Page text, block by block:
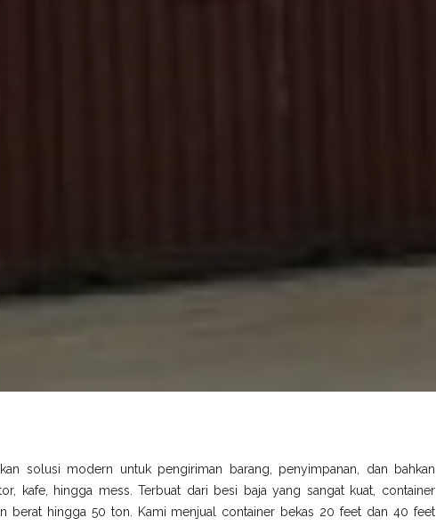
solusi modern untuk pengiriman barang, penyimpanan, dan bahkan
kafe, hingga mess. Terbuat dari besi baja yang sangat kuat, container
berat hingga 50 ton. Kami menjual container bekas 20 feet dan 40 feet